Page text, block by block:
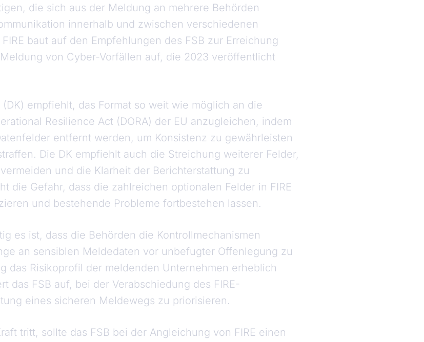
die sich aus der Meldung an mehrere Behörden
innerhalb und zwischen verschiedenen
baut auf den Empfehlungen des FSB zur Erreichung
von Cyber-Vorfällen auf, die 2023 veröffentlicht
empfiehlt, das Format so weit wie möglich an die
Resilience Act (DORA) der EU anzugleichen, indem
entfernt werden, um Konsistenz zu gewährleisten
Die DK empfiehlt auch die Streichung weiterer Felder,
und die Klarheit der Berichterstattung zu
die Gefahr, dass die zahlreichen optionalen Felder in FIRE
und bestehende Probleme fortbestehen lassen.
es ist, dass die Behörden die Kontrollmechanismen
an sensiblen Meldedaten vor unbefugter Offenlegung zu
das Risikoprofil der meldenden Unternehmen erheblich
das FSB auf, bei der Verabschiedung des FIRE-
eines sicheren Meldewegs zu priorisieren.
tritt, sollte das FSB bei der Angleichung von FIRE einen